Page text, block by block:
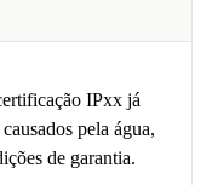
IPxx já
pela água,
de garantia.